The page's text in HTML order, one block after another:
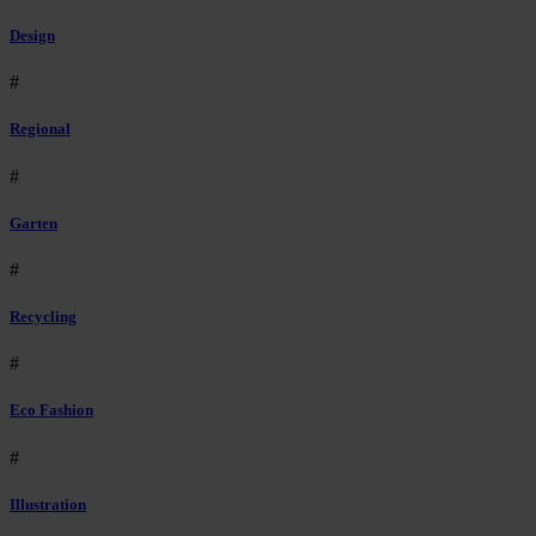
Design
#
Regional
#
Garten
#
Recycling
#
Eco Fashion
#
Illustration